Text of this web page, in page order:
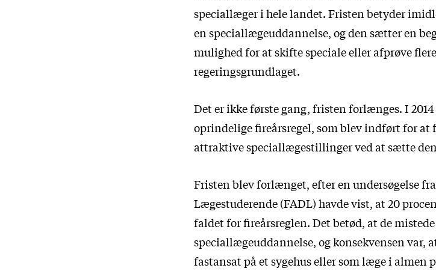
speciallæger i hele landet. Fristen betyder
en speciallægeuddannelse, og den sætter en
mulighed for at skifte speciale eller afprøve
regeringsgrundlaget.
Det er ikke første gang, fristen forlænges. I
oprindelige fireårsregel, som blev indført for
attraktive speciallægestillinger ved at sætte
Fristen blev forlænget, efter en undersøgelse
Lægestuderende (FADL) havde vist, at 20
faldet for fireårsreglen. Det betød, at de
speciallægeuddannelse, og konsekvensen var,
fastansat på et sygehus eller som læge i almen